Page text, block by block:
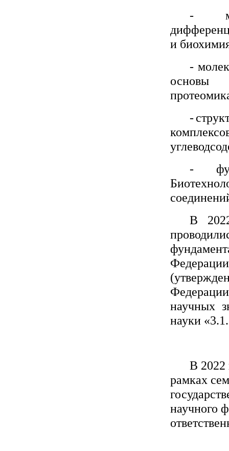
-
и
-
основы
-
-
В
научных
науки
В 2022
рамках
научного